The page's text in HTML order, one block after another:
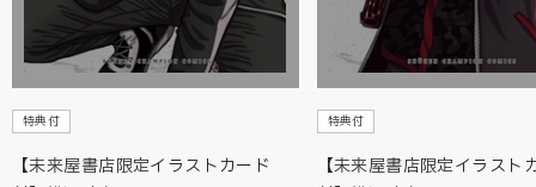
特典付
【未来屋書店限定イラストカード
特典付
【未来屋書店限定イラスト